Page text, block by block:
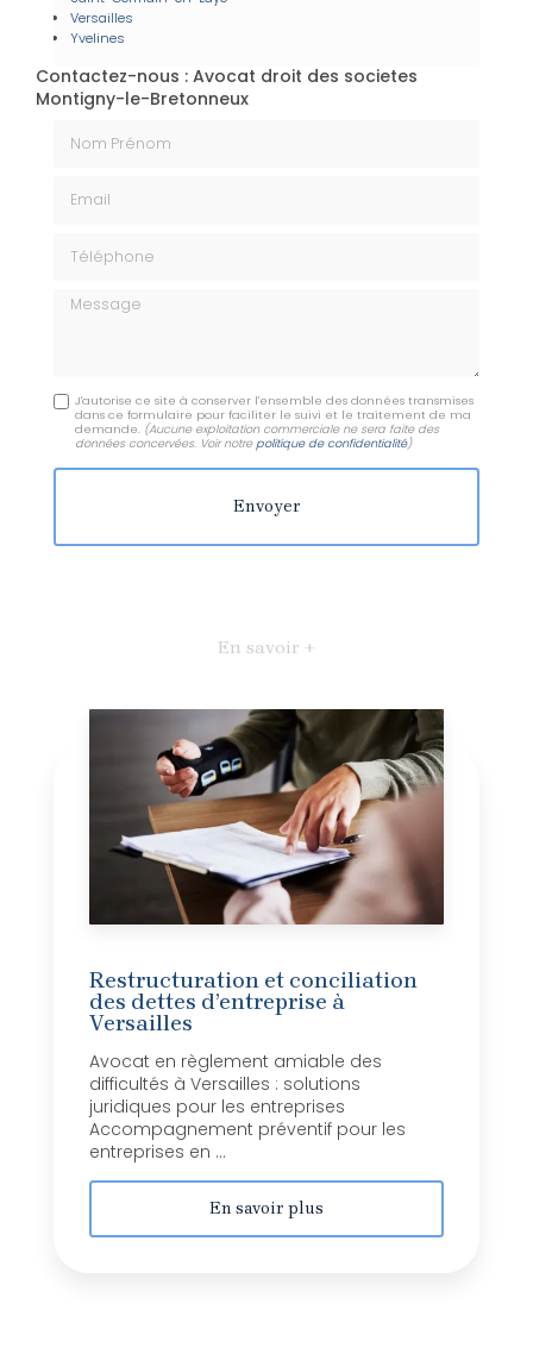
Versailles
Yvelines
Contactez-nous : Avocat droit des societes
Montigny-le-Bretonneux
Message
J'autorise ce site à conserver l'ensemble des données transmises
dans ce formulaire pour faciliter le suivi et le traitement de ma
demande. (Aucune exploitation commerciale ne sera faite des
données concervées. Voir notrepolitique de confidentialité)
En savoir +
Restructuration et conciliation
des dettes d’entreprise à
Versailles
Avocat en règlement amiable des
difficultés à Versailles : solutions
juridiques pour les entreprises
Accompagnement préventif pour les
entreprises en ...
En savoir plus